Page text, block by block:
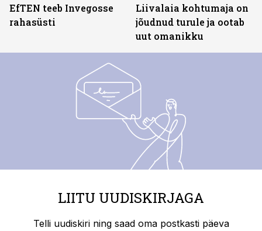
EfTEN teeb Invegosse
rahasüsti
Liivalaia kohtumaja on
jõudnud turule ja ootab
uut omanikku
LIITU UUDISKIRJAGA
Telli uudiskiri ning saad oma postkasti päeva